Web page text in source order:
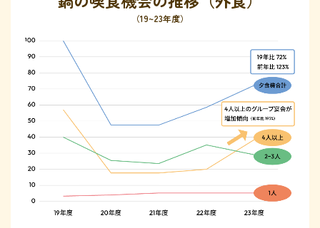
人気商品 ＋ おすすめレシピ
検索
業務用サイト
ミツカングループについて
製造所固有記号一覧
（19~23年度）